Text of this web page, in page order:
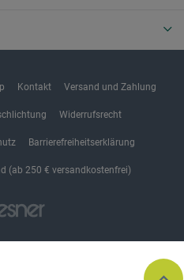
Kontakt Versand und Zahlung
Widerrufsrecht
Barrierefreiheitserklärung
(ab 250 € versandkostenfrei)